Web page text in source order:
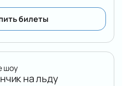
билеты
шоу
на льду